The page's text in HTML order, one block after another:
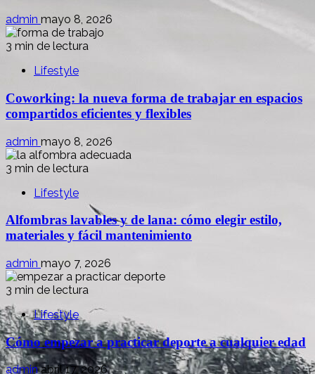
admin mayo 8, 2026
3 min de lectura
Lifestyle
Coworking: la nueva forma de trabajar en espacios
compartidos eficientes y flexibles
admin mayo 8, 2026
3 min de lectura
Lifestyle
Alfombras lavables y de lana: cómo elegir estilo,
materiales y fácil mantenimiento
admin mayo 7, 2026
3 min de lectura
Lifestyle
Cómo empezar a practicar deporte a cualquier edad
adminabril 17, 2026